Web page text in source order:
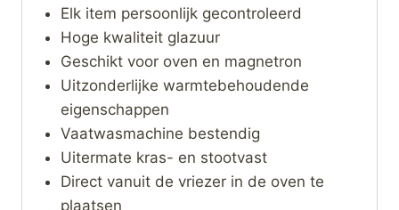
Elk item persoonlijk gecontroleerd
Hoge kwaliteit glazuur
Geschikt voor oven en magnetron
Uitzonderlijke warmtebehoudende
eigenschappen
Vaatwasmachine bestendig
Uitermate kras- en stootvast
Direct vanuit de vriezer in de oven te
plaatsen